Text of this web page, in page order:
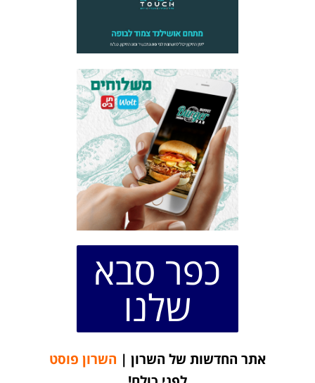
כפר סבא
שלנו
אתר החדשות של השרון | השרון פוסט